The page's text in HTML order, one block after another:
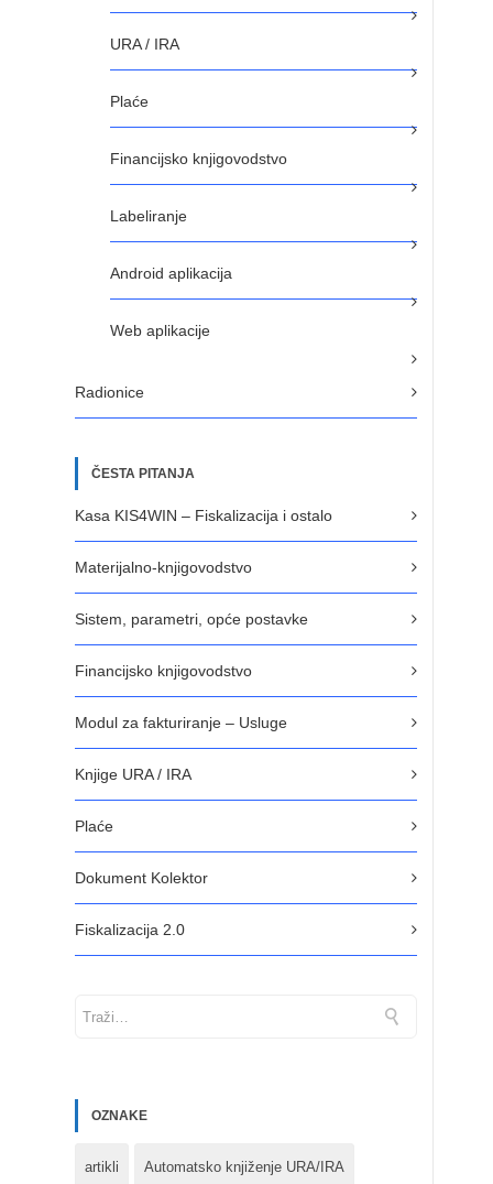
URA / IRA
Plaće
Financijsko knjigovodstvo
Labeliranje
Android aplikacija
Web aplikacije
Radionice
ČESTA PITANJA
Kasa KIS4WIN – Fiskalizacija i ostalo
Materijalno-knjigovodstvo
Sistem, parametri, opće postavke
Financijsko knjigovodstvo
Modul za fakturiranje – Usluge
Knjige URA / IRA
Plaće
Dokument Kolektor
Fiskalizacija 2.0
OZNAKE
artikli Automatsko knjiženje URA/IRA